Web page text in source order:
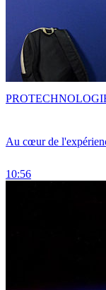
Au cœur de
10:56
PRO